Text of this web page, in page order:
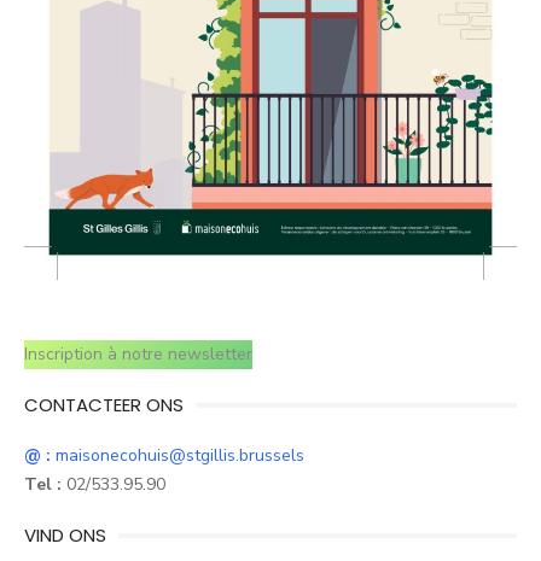
Inscription à notre newsletter
CONTACTEER ONS
@ : maisonecohuis@stgillis.brussels
Tel : 02/533.95.90
VIND ONS